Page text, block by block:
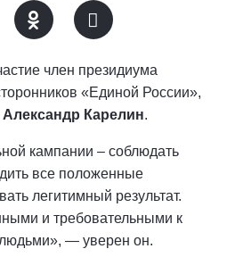
член президиума
«Единой России»,
Александр Карелин.
кампании – соблюдать
все положенные
легитимный результат.
и требовательными к
— уверен он.